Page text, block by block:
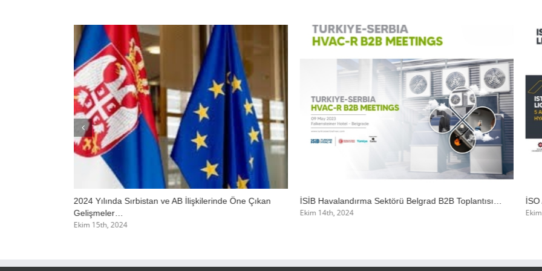
2024 Yılında Sırbistan ve AB İlişkilerinde Öne Çıkan
Gelişmeler…
Ekim 15th, 2024
İSİB Havalandırma Sektörü Belgrad B2B Toplantısı…
Ekim 14th, 2024
İSO